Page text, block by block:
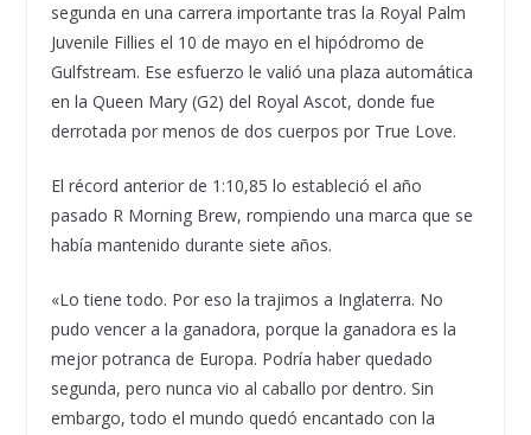
segunda en una carrera importante tras la Royal Palm
Juvenile Fillies el 10 de mayo en el hipódromo de
Gulfstream. Ese esfuerzo le valió una plaza automática
en la Queen Mary (G2) del Royal Ascot, donde fue
derrotada por menos de dos cuerpos por True Love.
El récord anterior de 1:10,85 lo estableció el año
pasado R Morning Brew, rompiendo una marca que se
había mantenido durante siete años.
«Lo tiene todo. Por eso la trajimos a Inglaterra. No
pudo vencer a la ganadora, porque la ganadora es la
mejor potranca de Europa. Podría haber quedado
segunda, pero nunca vio al caballo por dentro. Sin
embargo, todo el mundo quedó encantado con la